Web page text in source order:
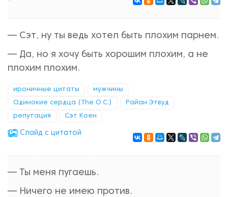
— Сэт, ну ты ведь хотел быть плохим парнем.
— Да, но я хочу быть хорошим плохим, а не
плохим плохим.
ироничные цитаты мужчины
Одинокие сердца (The O.C.) Райан Этвуд
репутация Сэт Коен
Cлайд с цитатой
— Ты меня пугаешь.
— Ничего не имею против.